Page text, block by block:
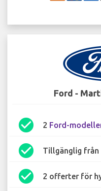
Ford -
check_circle 2 Ford-
check_circle Tillgänglig från
check_circle 2 offerter för